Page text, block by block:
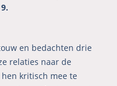
en bedachten drie
relaties naar de
kritisch mee te